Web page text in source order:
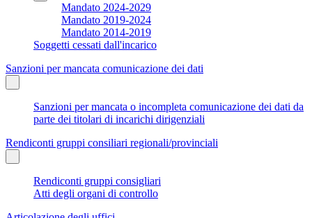
Mandato 2024-2029
Mandato 2019-2024
Mandato 2014-2019
Soggetti cessati dall'incarico
Sanzioni per mancata comunicazione dei dati
Sanzioni per mancata o incompleta comunicazione dei dati da
parte dei titolari di incarichi dirigenziali
Rendiconti gruppi consiliari regionali/provinciali
Rendiconti gruppi consigliari
Atti degli organi di controllo